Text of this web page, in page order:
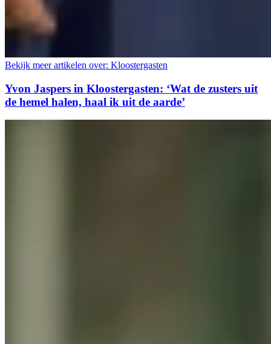
Bekijk meer artikelen over: Kloostergasten
Yvon Jaspers in Kloostergasten: ‘Wat de zusters uit
de hemel halen, haal ik uit de aarde’